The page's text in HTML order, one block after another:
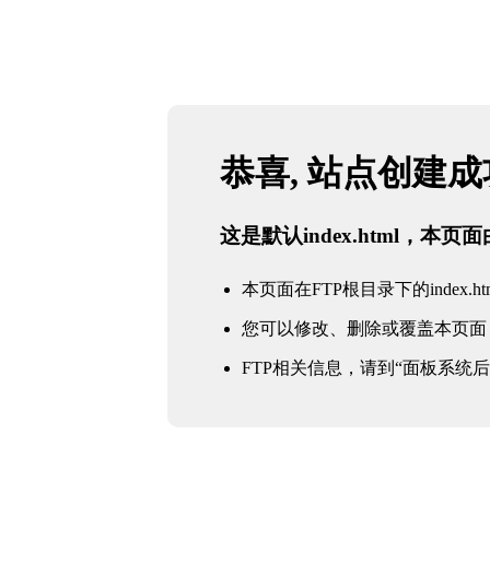
恭喜, 站点创建
这是默认index.html，本页面
本页面在FTP根目录下的
您可以修改、删除或覆盖本页面
FTP相关信息，请到“面板系统